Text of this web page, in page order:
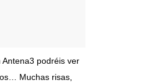
podréis ver
Muchas risas,